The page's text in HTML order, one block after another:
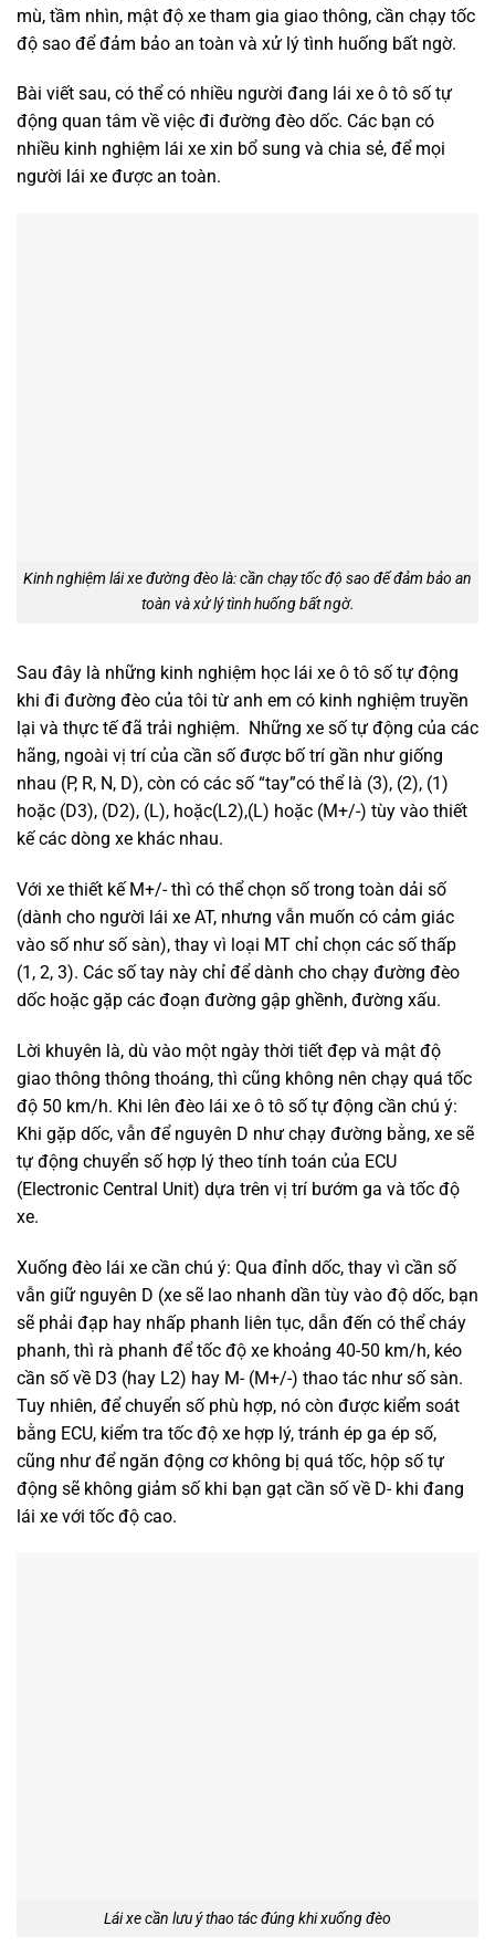
mù, tầm nhìn, mật độ xe tham gia giao thông, cần chạy tốc
độ sao để đảm bảo an toàn và xử lý tình huống bất ngờ.
Bài viết sau, có thể có nhiều người đang lái xe ô tô số tự
động quan tâm về việc đi đường đèo dốc. Các bạn có
nhiều kinh nghiệm lái xe xin bổ sung và chia sẻ, để mọi
người lái xe được an toàn.
Kinh nghiệm lái xe đường đèo là: cần chạy tốc độ sao để đảm bảo an
toàn và xử lý tình huống bất ngờ.
Sau đây là những kinh nghiệm học lái xe ô tô số tự động
khi đi đường đèo của tôi từ anh em có kinh nghiệm truyền
lại và thực tế đã trải nghiệm. Những xe số tự động của các
hãng, ngoài vị trí của cần số được bố trí gần như giống
nhau (P, R, N, D), còn có các số “tay”có thể là (3), (2), (1)
hoặc (D3), (D2), (L), hoặc(L2),(L) hoặc (M+/-) tùy vào thiết
kế các dòng xe khác nhau.
Với xe thiết kế M+/- thì có thể chọn số trong toàn dải số
(dành cho người lái xe AT, nhưng vẫn muốn có cảm giác
vào số như số sàn), thay vì loại MT chỉ chọn các số thấp
(1, 2, 3). Các số tay này chỉ để dành cho chạy đường đèo
dốc hoặc gặp các đoạn đường gập ghềnh, đường xấu.
Lời khuyên là, dù vào một ngày thời tiết đẹp và mật độ
giao thông thông thoáng, thì cũng không nên chạy quá tốc
độ 50 km/h. Khi lên đèo lái xe ô tô số tự động cần chú ý:
Khi gặp dốc, vẫn để nguyên D như chạy đường bằng, xe sẽ
tự động chuyển số hợp lý theo tính toán của ECU
(Electronic Central Unit) dựa trên vị trí bướm ga và tốc độ
xe.
Xuống đèo lái xe cần chú ý: Qua đỉnh dốc, thay vì cần số
vẫn giữ nguyên D (xe sẽ lao nhanh dần tùy vào độ dốc, bạn
sẽ phải đạp hay nhấp phanh liên tục, dẫn đến có thể cháy
phanh, thì rà phanh để tốc độ xe khoảng 40-50 km/h, kéo
cần số về D3 (hay L2) hay M- (M+/-) thao tác như số sàn.
Tuy nhiên, để chuyển số phù hợp, nó còn được kiểm soát
bằng ECU, kiểm tra tốc độ xe hợp lý, tránh ép ga ép số,
cũng như để ngăn động cơ không bị quá tốc, hộp số tự
động sẽ không giảm số khi bạn gạt cần số về D- khi đang
lái xe với tốc độ cao.
Lái xe cần lưu ý thao tác đúng khi xuống đèo